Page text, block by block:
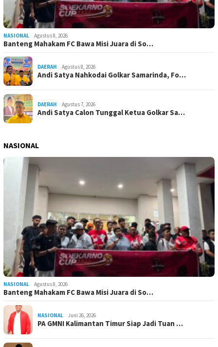
NASIONAL Agustus 8, 2026
Banteng Mahakam FC Bawa Misi Juara di So…
DAERAH Agustus 8, 2026
Andi Satya Nahkodai Golkar Samarinda, Fo…
DAERAH Agustus 7, 2026
Andi Satya Calon Tunggal Ketua Golkar Sa…
NASIONAL
NASIONAL Agustus 8, 2026
Banteng Mahakam FC Bawa Misi Juara di So…
NASIONAL Juni 26, 2026
PA GMNI Kalimantan Timur Siap Jadi Tuan …